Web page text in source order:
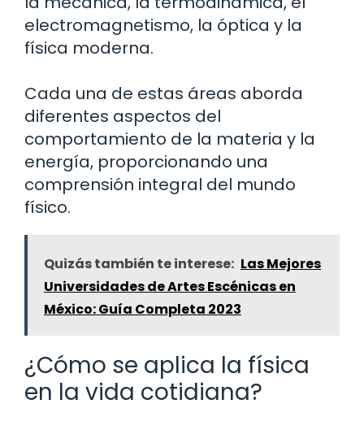
electromagnetismo, la óptica y la
física moderna.
Cada una de estas áreas aborda
diferentes aspectos del
comportamiento de la materia y la
energía, proporcionando una
comprensión integral del mundo
físico.
Quizás también te interese: Las Mejores
Universidades de Artes Escénicas en
México: Guía Completa 2023
¿Cómo se aplica la física
en la vida cotidiana?